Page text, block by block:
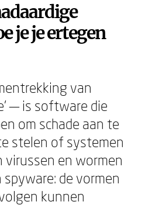
je je ertegen
van
— is software die
om schade aan te
stelen of systemen
virussen en wormen
de vormen
kunnen